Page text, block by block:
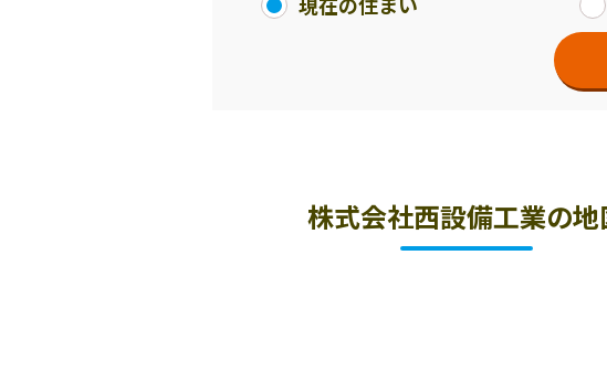
株式会社西設備工業の地